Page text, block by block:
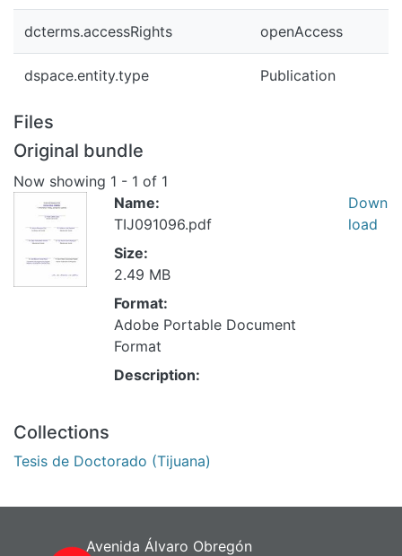
dcterms.accessRights openAccess
dspace.entity.type Publication
Files
Original bundle
Now showing 1 - 1 of 1
Name:
TIJ091096.pdf
Size:
2.49 MB
Format:
Adobe Portable Document
Format
Description:
Down
load
Collections
Tesis de Doctorado (Tijuana)
Avenida Álvaro Obregón